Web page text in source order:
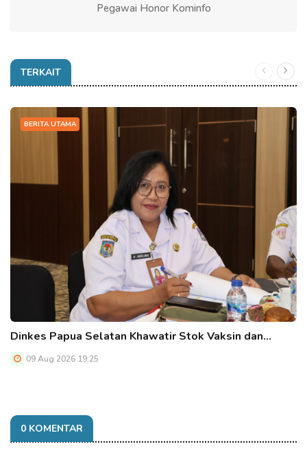
Pegawai Honor Kominfo
TERKAIT
BERITA UTAMA
Dinkes Papua Selatan Khawatir Stok Vaksin dan…
09 Aug 2026 19:25
0 KOMENTAR